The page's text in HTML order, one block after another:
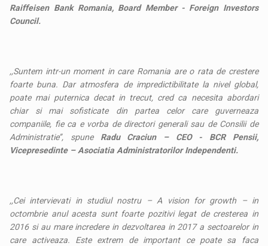
Raiffeisen Bank Romania, Board Member - Foreign Investors
Council.
,,Suntem intr-un moment in care Romania are o rata de crestere
foarte buna. Dar atmosfera de impredictibilitate la nivel global,
poate mai puternica decat in trecut, cred ca necesita abordari
chiar si mai sofisticate din partea celor care guverneaza
companiile, fie ca e vorba de directori generali sau de Consilii de
Administratie’’, spune Radu Craciun – CEO - BCR Pensii,
Vicepresedinte – Asociatia Administratorilor Independenti.
,,Cei intervievati in studiul nostru – A vision for growth – in
octombrie anul acesta sunt foarte pozitivi legat de cresterea in
2016 si au mare incredere in dezvoltarea in 2017 a sectoarelor in
care activeaza. Este extrem de important ce poate sa faca